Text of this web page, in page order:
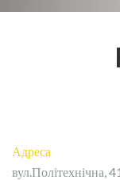
Адреса
вул.Політехнічна,